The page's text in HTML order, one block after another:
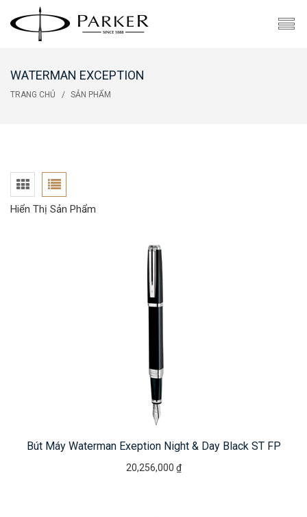
WATERMAN EXCEPTION
TRANG CHỦ SẢN PHẨM
Hiển Thị Sản Phẩm
Bút Máy Waterman Exeption Night & Day Black ST FP
20,256,000 ₫